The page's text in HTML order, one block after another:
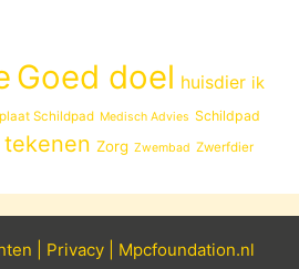
Goed doel huisdier ik
Schildpad Medisch Advies Schildpad
tekenen Zorg Zwembad Zwerfdier
Privacy| Mpcfoundation.nl